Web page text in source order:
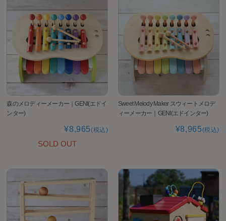
森のメロディーメーカー｜GENI(エドイ
ンター)
¥8,965 (税込)
SOLD OUT
Sweet Melody Maker スウィートメロデ
ィーメーカー｜GENI(エドインター)
¥8,965 (税込)